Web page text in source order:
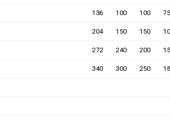
136 100 100 75
204 150 150
272 240 200
340 300 250